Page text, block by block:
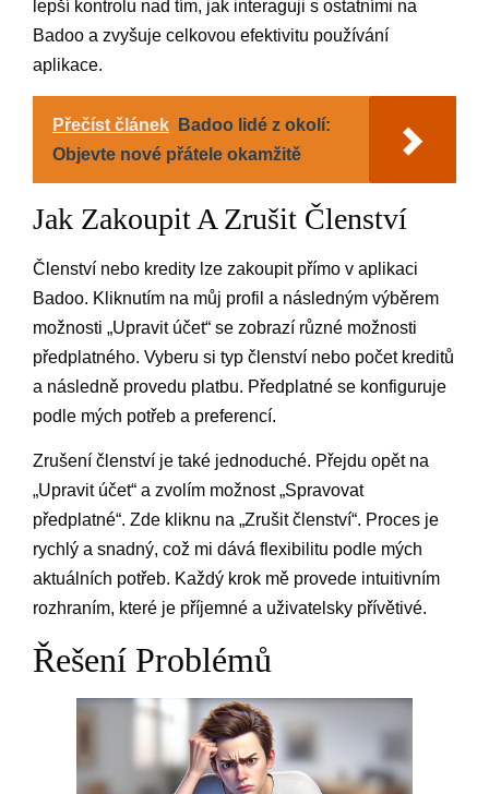
lepší kontrolu nad tím, jak interaguji s ostatními na
Badoo a zvyšuje celkovou efektivitu používání
aplikace.
Přečíst článek
Badoo lidé z okolí:
Objevte nové přátele okamžitě
Jak Zakoupit A Zrušit Členství
Členství nebo kredity lze zakoupit přímo v aplikaci
Badoo. Kliknutím na můj profil a následným výběrem
možnosti „Upravit účet“ se zobrazí různé možnosti
předplatného. Vyberu si typ členství nebo počet kreditů
a následně provedu platbu. Předplatné se konfiguruje
podle mých potřeb a preferencí.
Zrušení členství je také jednoduché. Přejdu opět na
„Upravit účet“ a zvolím možnost „Spravovat
předplatné“. Zde kliknu na „Zrušit členství“. Proces je
rychlý a snadný, což mi dává flexibilitu podle mých
aktuálních potřeb. Každý krok mě provede intuitivním
rozhraním, které je příjemné a uživatelsky přívětivé.
Řešení Problémů